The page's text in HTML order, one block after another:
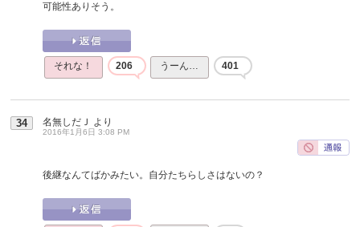
可能性ありそう。
それな！ 206 うーん… 401
34 名無しだＪ より
2016年1月6日 3:08 PM
後継なんてばかみたい。自分たちらしさはないの？